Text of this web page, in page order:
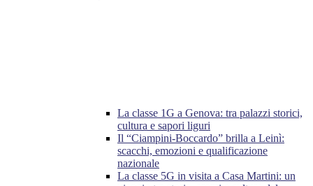
La classe 1G a Genova: tra palazzi storici,
cultura e sapori liguri
Il “Ciampini-Boccardo” brilla a Leinì:
scacchi, emozioni e qualificazione
nazionale
La classe 5G in visita a Casa Martini: un